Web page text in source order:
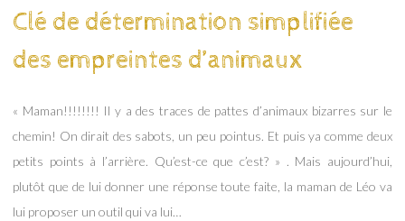
Lagoeyte
Clé de détermination simplifiée
des empreintes d’animaux
« Maman!!!!!!!! Il y a des traces de pattes d’animaux bizarres sur le
chemin! On dirait des sabots, un peu pointus. Et puis ya comme deux
petits points à l’arrière. Qu’est-ce que c’est? » . Mais aujourd’hui,
plutôt que de lui donner une réponse toute faite, la maman de Léo va
lui proposer un outil qui va lui…